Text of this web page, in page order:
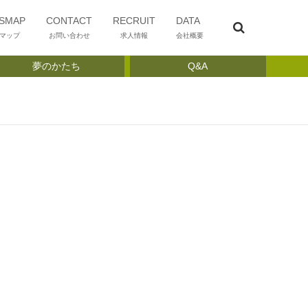
ップ
CONTACT
お問い合わせ
RECRUIT
求人情報
DATA
会社概要
夢のかたち Q&A